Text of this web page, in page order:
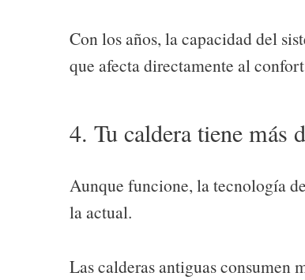
Con los años, la capacidad del
que afecta directamente al
4. Tu caldera tiene más
Aunque funcione, la tecnología
la actual.
Las calderas antiguas consumen